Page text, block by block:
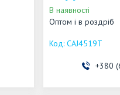
В наявності
Оптом і в роздріб
CAJ4519T
+380